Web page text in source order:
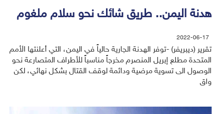
هدنة اليمن.. طريق شائك نحو سلام ملغوم
2022-06-17
تقرير (ديبريفر) -توفر الهدنة الجارية حالياً في اليمن، التي أعلنتها الأمم
المتحدة مطلع إبريل المنصرم مخرجاً مناسباً للأطراف المتصارعة نحو
الوصول الى تسوية مرضية ودائمة لوقف القتال بشكل نهائي، لكن
واق